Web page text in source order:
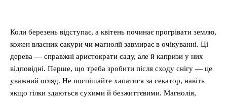
Коли березень відступає, а квітень починає прогрівати землю,
кожен власник сакури чи магнолії завмирає в очікуванні. Ці
дерева — справжні аристократи саду, але й капризи у них
відповідні. Перше, що треба зробити після сходу снігу — це
уважний огляд. Не поспішайте хапатися за секатор, навіть
якщо гілки здаються сухими й безжиттєвими. Магнолія,